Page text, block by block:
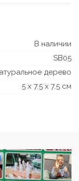
В наличии
SB05
дерево
5 x 7.5 x 7.5 см